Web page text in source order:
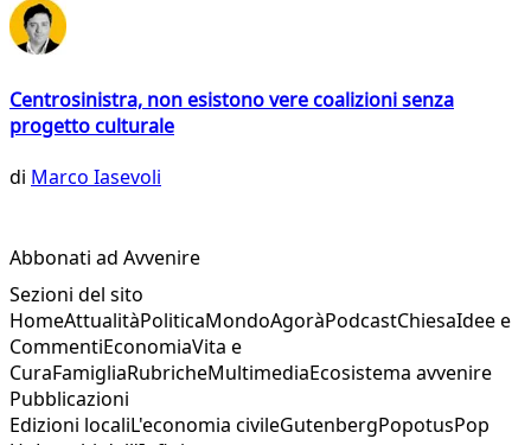
Centrosinistra, non esistono vere coalizioni senza
progetto culturale
di Marco Iasevoli
Abbonati ad Avvenire
Sezioni del sito
HomeAttualitàPoliticaMondoAgoràPodcastChiesaIdee e
CommentiEconomiaVita e
CuraFamigliaRubricheMultimediaEcosistema avvenire
Pubblicazioni
Edizioni localiL'economia civileGutenbergPopotusPop